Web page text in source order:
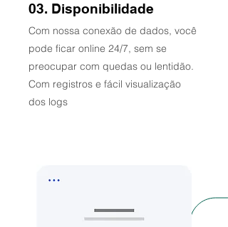
03. Disponibilidade
Com nossa conexão de dados, você
pode ficar online 24/7, sem se
preocupar com quedas ou lentidão.
Com registros e fácil visualização
dos logs